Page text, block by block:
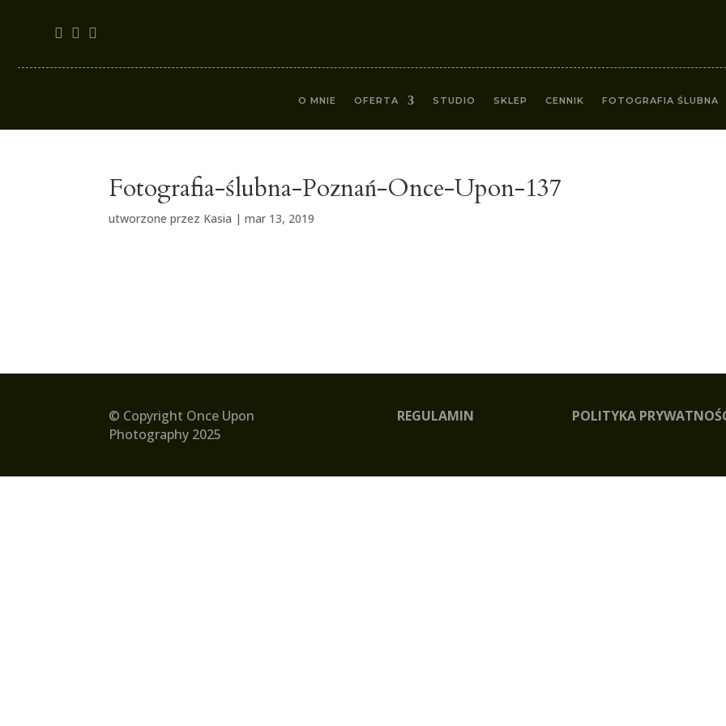
O MNIE OFERTA STUDIO SKLEP CENNIK FOTOGRAFIA ŚLUBNA
Fotografia-ślubna-Poznań-Once-Upon-137
utworzone przez Kasia |mar 13, 2019
© Copyright Once Upon
Photography 2025
REGULAMIN POLITYKA